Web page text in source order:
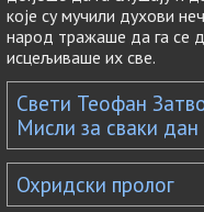
које су мучили духови
народ тражаше да га се
исцељиваше их све.
Свети Теофан
Мисли за сваки дан
Охридски пролог